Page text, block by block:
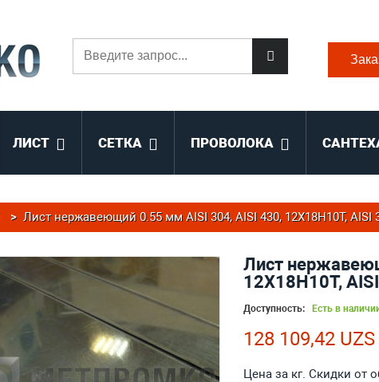
ЛИСТ СЕТКА ПРОВОЛОКА
> Лист нержавеющий 0.55 мм AISI 304, AISI 430, 12Х18Н10Т, AISI
Лист
12Х18Н10Т,
Доступность: Есть в
128 109,42 UZS
Цена за кг. Скидки от